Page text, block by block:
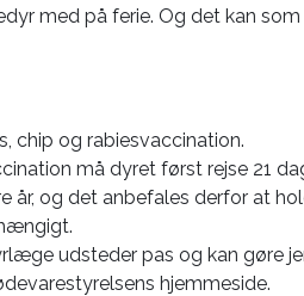
med på ferie. Og det kan
chip og rabiesvaccination.
må dyret først rejse 21
år, og det anbefales derfor at
udsteder pas og kan gøre
hjemmeside.